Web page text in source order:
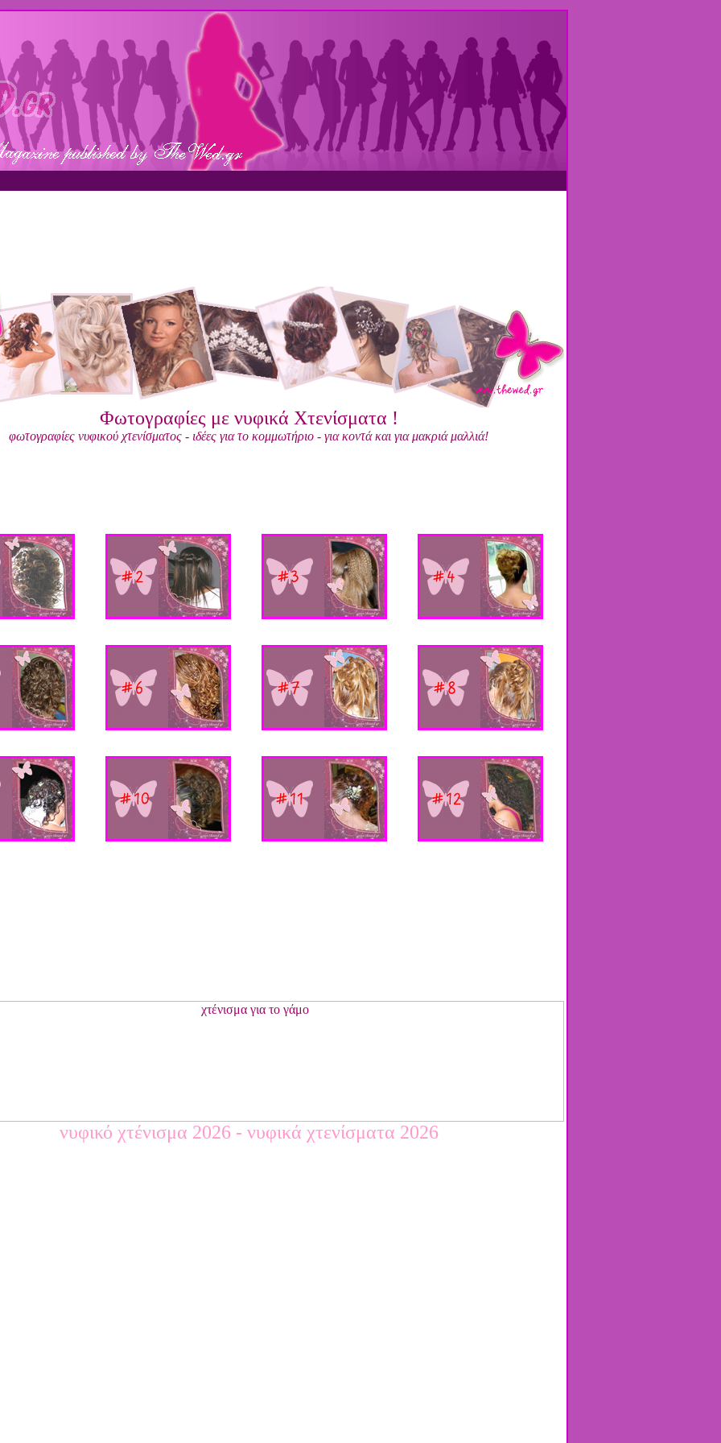
Φωτογραφίες με νυφικά Χτενίσματα !
φωτογραφίες νυφικού χτενίσματος - ιδέες για το κομμωτήριο - για κοντά και για μακριά μαλλιά!
νυφικό χτένισμα 2026 - νυφικά χτενίσματα 2026